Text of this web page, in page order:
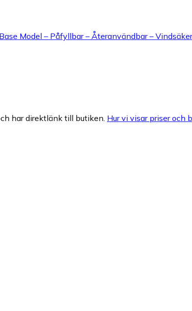
Model – Påfyllbar – Återanvändbar –
har direktlänk till butiken. Hur vi visar priser och